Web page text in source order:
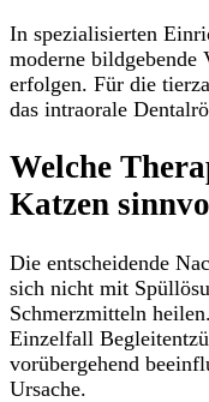
In spezialisierten
moderne bildgebende
erfolgen. Für die
das intraorale
Welche
Katzen
Die entscheidende
sich nicht mit
Schmerzmitteln
Einzelfall
vorübergehend
Ursache.